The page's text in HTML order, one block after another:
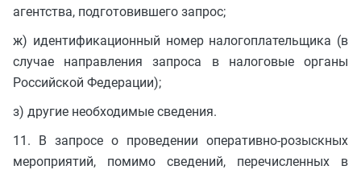
агентства, подготовившего запрос;
ж) идентификационный номер налогоплательщика (в
случае направления запроса в налоговые органы
Российской Федерации);
з) другие необходимые сведения.
11. В запросе о проведении оперативно-розыскных
мероприятий, помимо сведений, перечисленных в